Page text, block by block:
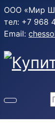
ООО «Мир
тел: +7 968
Email: